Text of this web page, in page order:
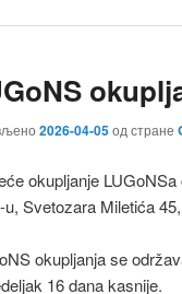
2026-04-05од стране
okupljanje
u, Svetozara Miletića
okupljanja se
16 dana kasnije.